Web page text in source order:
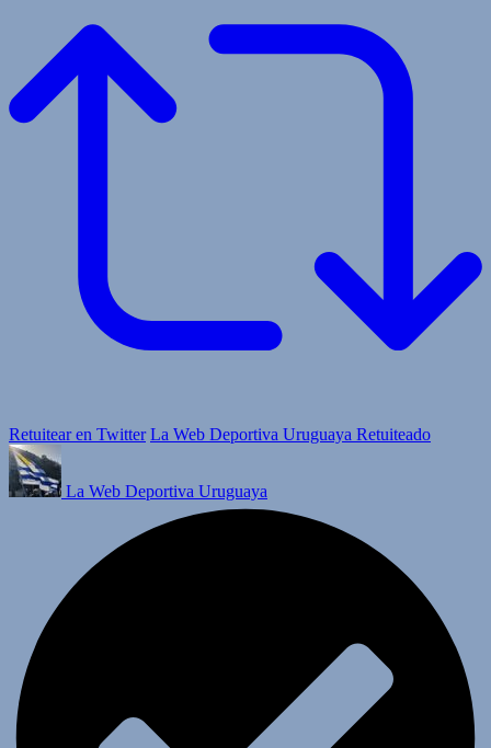
Retuitear en Twitter La Web Deportiva Uruguaya Retuiteado
La Web Deportiva Uruguaya